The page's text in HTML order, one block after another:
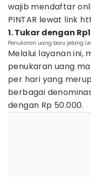
wajib mendaftar
PINTAR lewat link
1. Tukar dengan
Penukaran uang baru jelang
Melalui layanan ini,
penukaran uang
per hari yang
berbagai
dengan Rp 50.000.